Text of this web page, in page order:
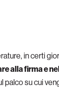
in certi
alla firma e
su cui